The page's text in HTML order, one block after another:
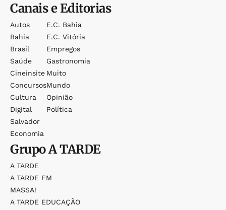
Canais e Editorias
Autos
Bahia
Brasil
Saúde
Cineinsite
Concursos
Cultura
Digital
Salvador
Economia
E.c. Bahia
E.c. Vitória
Empregos
Gastronomia
Muito
Mundo
Opinião
Política
GrupoA TARDE
A TARDE
A TARDE FM
MASSA!
A TARDE EDUCAÇÃO